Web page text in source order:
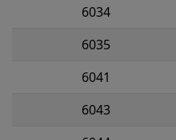
6034
6035
6041
6043